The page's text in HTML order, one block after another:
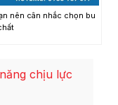
nên cân nhắc chọn bu
chịu lực